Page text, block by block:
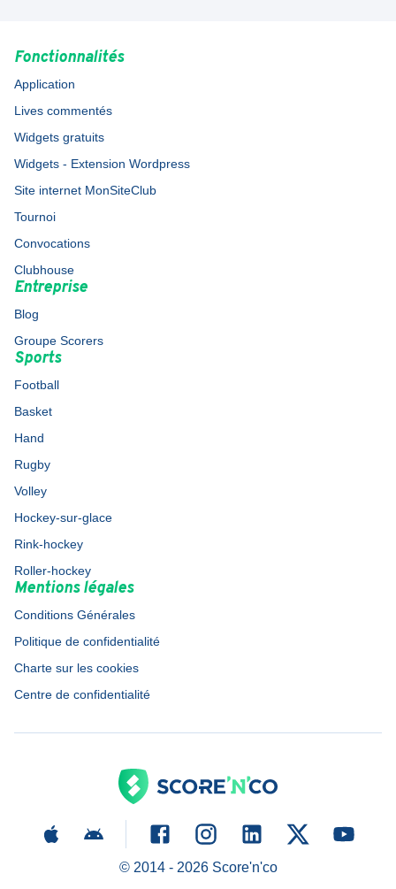
Fonctionnalités
Application
Lives commentés
Widgets gratuits
Widgets - Extension Wordpress
Site internet MonSiteClub
Tournoi
Convocations
Clubhouse
Entreprise
Blog
Groupe Scorers
Sports
Football
Basket
Hand
Rugby
Volley
Hockey-sur-glace
Rink-hockey
Roller-hockey
Mentions légales
Conditions Générales
Politique de confidentialité
Charte sur les cookies
Centre de confidentialité
© 2014 - 2026Score'n'co